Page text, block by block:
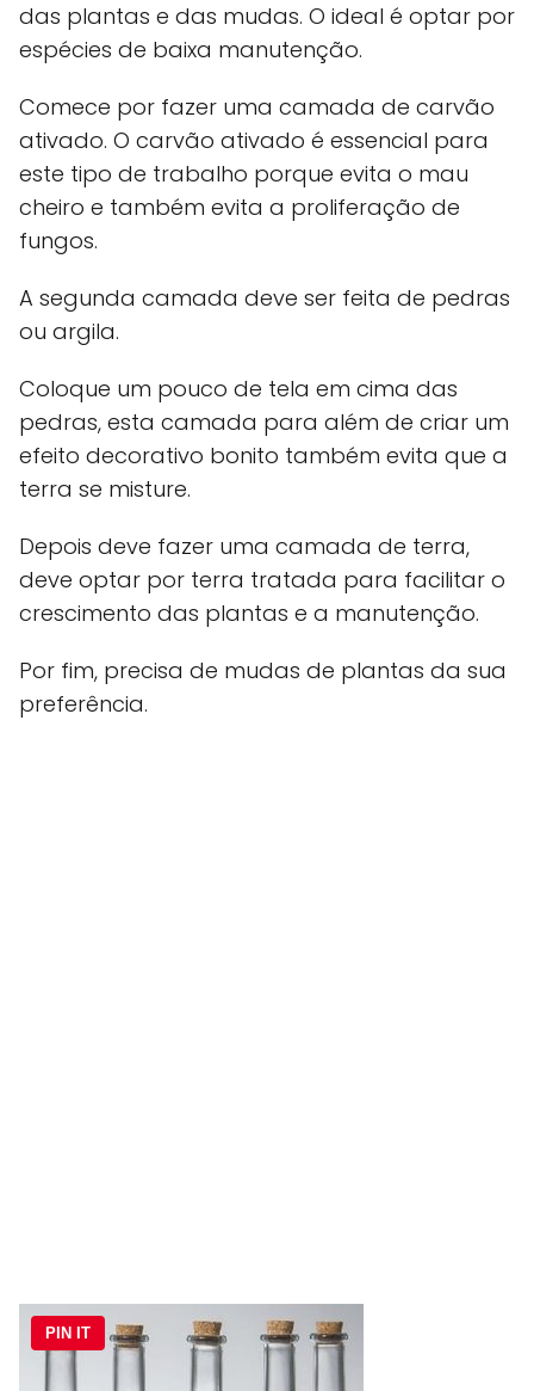
das plantas e das mudas. O ideal é optar por
espécies de baixa manutenção.
Comece por fazer uma camada de carvão
ativado. O carvão ativado é essencial para
este tipo de trabalho porque evita o mau
cheiro e também evita a proliferação de
fungos.
A segunda camada deve ser feita de pedras
ou argila.
Coloque um pouco de tela em cima das
pedras, esta camada para além de criar um
efeito decorativo bonito também evita que a
terra se misture.
Depois deve fazer uma camada de terra,
deve optar por terra tratada para facilitar o
crescimento das plantas e a manutenção.
Por fim, precisa de mudas de plantas da sua
preferência.
PIN IT